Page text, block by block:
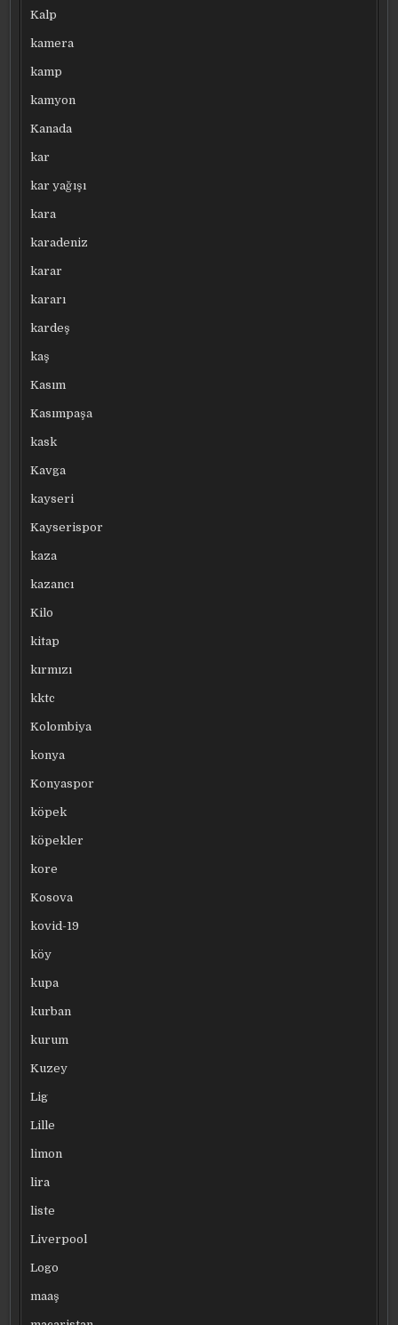
Kalp
kamera
kamp
kamyon
Kanada
kar
kar yağışı
kara
karadeniz
karar
kararı
kardeş
kaş
Kasım
Kasımpaşa
kask
Kavga
kayseri
Kayserispor
kaza
kazancı
Kilo
kitap
kırmızı
kktc
Kolombiya
konya
Konyaspor
köpek
köpekler
kore
Kosova
kovid-19
köy
kupa
kurban
kurum
Kuzey
Lig
Lille
limon
lira
liste
Liverpool
Logo
maaş